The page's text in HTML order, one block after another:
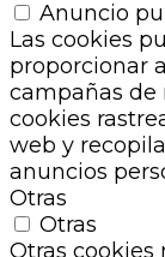
Anuncio
Las cookies
proporcionar
campañas de
cookies
web y
anuncios
Otras
Otras
Otras cookies